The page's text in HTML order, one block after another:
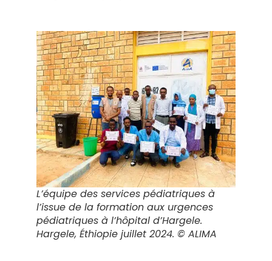
L’équipe des services pédiatriques à
l’issue de la formation aux urgences
pédiatriques à l’hôpital d’Hargele.
Hargele, Éthiopie juillet 2024. © ALIMA